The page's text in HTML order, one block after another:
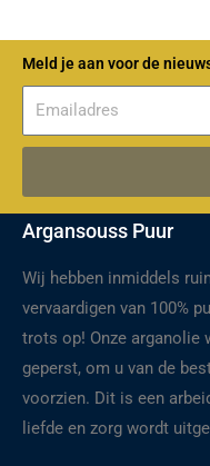
Meld je aan voor de
Argansouss Puur
Wij hebben inmiddels
vervaardigen van 100%
trots op! Onze arganolie
geperst, om u van de
voorzien. Dit is een
liefde en zorg wordt